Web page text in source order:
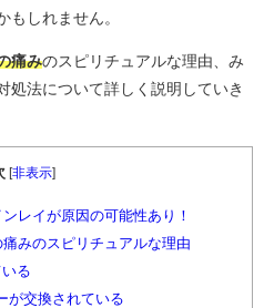
もしれません。
痛みのスピリチュアルな理由、み
処法について詳しく説明していき
[非表示]
レイが原因の可能性あり！
みのスピリチュアルな理由
る
が交換されている